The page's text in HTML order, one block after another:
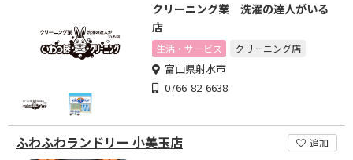
クリーニング業 洗濯の達人がいる
店
生活・サービス クリーニング店
富山県射水市
0766-82-6638
ふわふわランドリー 小美玉店 追加